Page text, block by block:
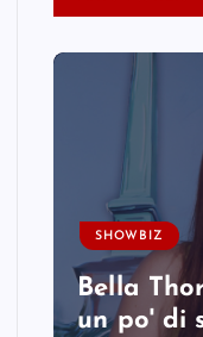
SHOWBIZ
Bella
un po' di